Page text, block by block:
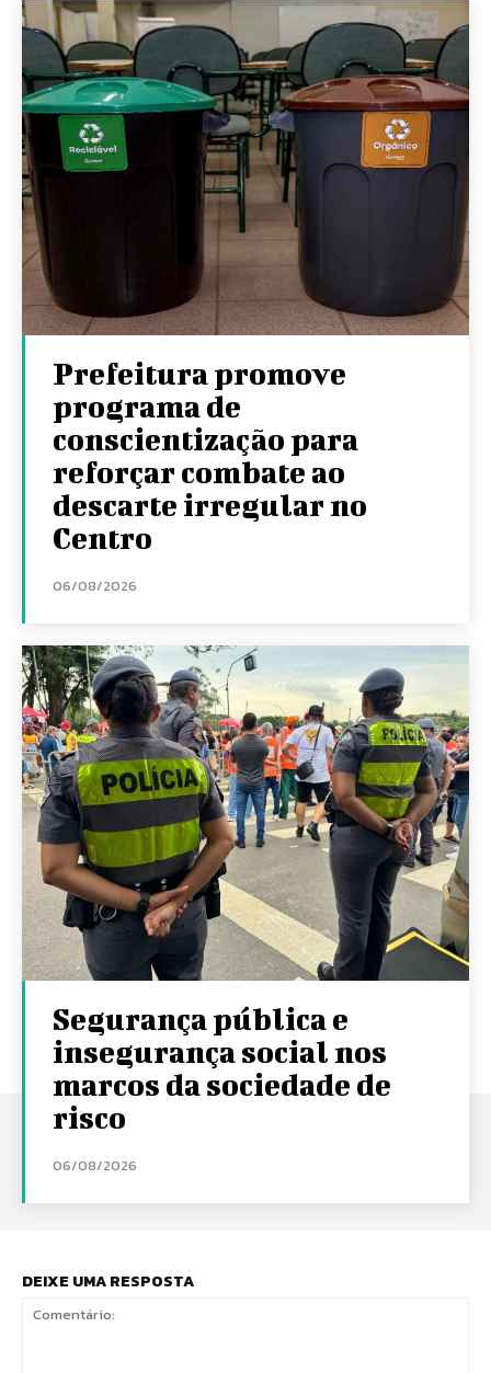
Prefeitura promove
programa de
conscientização para
reforçar combate ao
descarte irregular no
Centro
06/08/2026
Segurança pública e
insegurança social nos
marcos da sociedade de
risco
06/08/2026
DEIXE UMA RESPOSTA